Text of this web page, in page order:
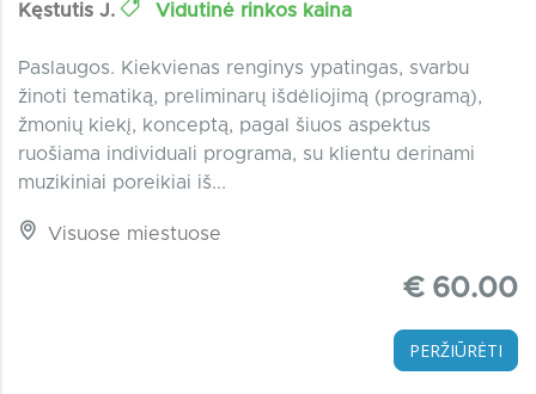
Kęstutis J. Vidutinė rinkos kaina
Paslaugos. Kiekvienas renginys ypatingas, svarbu
žinoti tematiką, preliminarų išdėliojimą (programą),
žmonių kiekį, konceptą, pagal šiuos aspektus
ruošiama individuali programa, su klientu derinami
muzikiniai poreikiai iš...
Visuose miestuose
€ 60.00
PERŽIŪRĖTI